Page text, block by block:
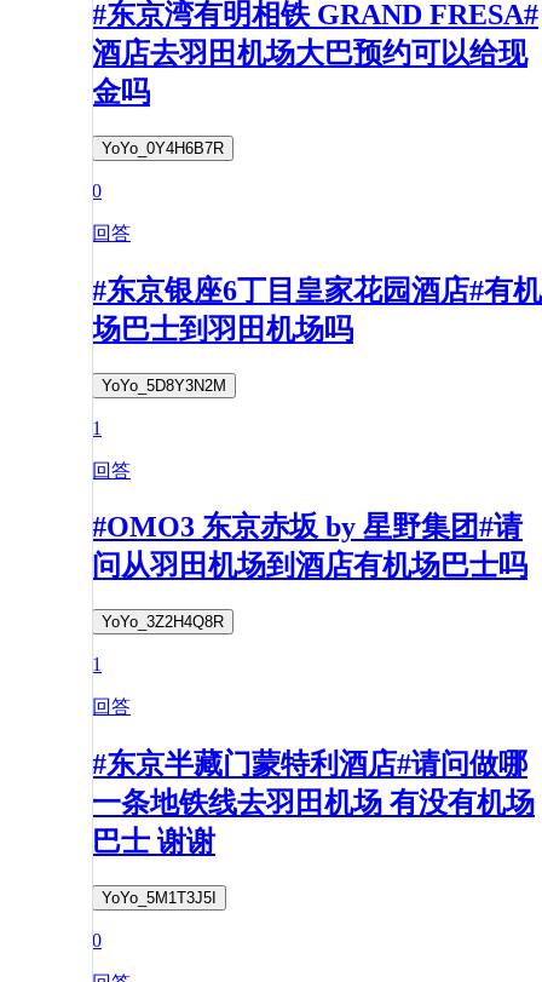
#东京湾有明相铁 GRAND FRESA#
酒店去羽田机场大巴预约可以给现
金吗
YoYo_0Y4H6B7R
0
回答
#东京银座6丁目皇家花园酒店#有机
场巴士到羽田机场吗
YoYo_5D8Y3N2M
1
回答
#OMO3 东京赤坂 by 星野集团#请
问从羽田机场到酒店有机场巴士吗
YoYo_3Z2H4Q8R
1
回答
#东京半藏门蒙特利酒店#请问做哪
一条地铁线去羽田机场 有没有机场
巴士 谢谢
YoYo_5M1T3J5I
0